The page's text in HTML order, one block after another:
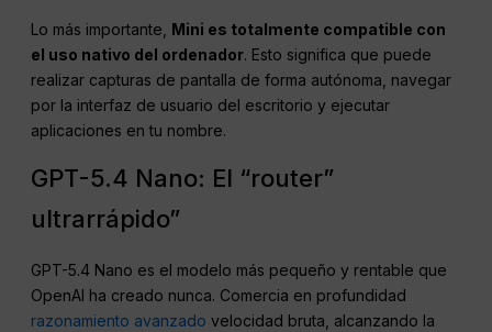
Lo más importante, Mini es totalmente compatible con
el uso nativo del ordenador. Esto significa que puede
realizar capturas de pantalla de forma autónoma, navegar
por la interfaz de usuario del escritorio y ejecutar
aplicaciones en tu nombre.
GPT-5.4 Nano: El “router”
ultrarrápido”
GPT-5.4 Nano es el modelo más pequeño y rentable que
OpenAI ha creado nunca. Comercia en profundidad
razonamiento avanzado velocidad bruta, alcanzando la